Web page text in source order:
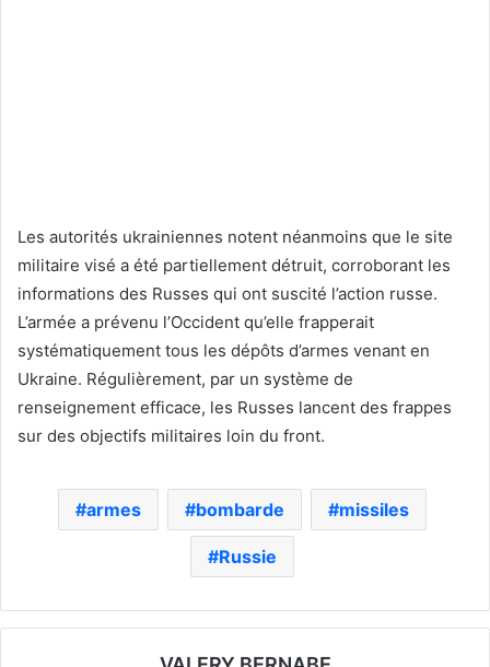
Les autorités ukrainiennes notent néanmoins que le site
militaire visé a été partiellement détruit, corroborant les
informations des Russes qui ont suscité l’action russe.
L’armée a prévenu l’Occident qu’elle frapperait
systématiquement tous les dépôts d’armes venant en
Ukraine. Régulièrement, par un système de
renseignement efficace, les Russes lancent des frappes
sur des objectifs militaires loin du front.
armes bombarde missiles
Russie